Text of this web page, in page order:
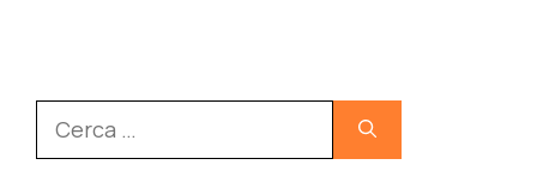
Ricerca
per: